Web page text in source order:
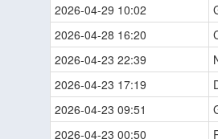
2026-04-29 10:02
2026-04-28 16:20
2026-04-23 22:39
2026-04-23 17:19
2026-04-23 09:51
2026-04-23 00:50